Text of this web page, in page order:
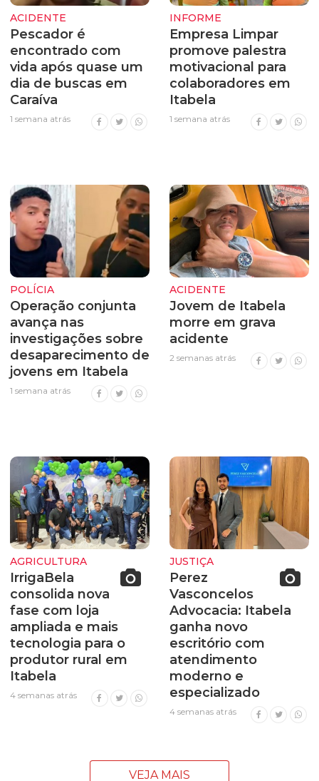
ACIDENTE
Pescador é
encontrado com
vida após quase um
dia de buscas em
Caraíva
1 semana atrás
INFORME
Empresa Limpar
promove palestra
motivacional para
colaboradores em
Itabela
1 semana atrás
POLÍCIA
Operação conjunta
avança nas
investigações sobre
desaparecimento de
jovens em Itabela
1 semana atrás
ACIDENTE
Jovem de Itabela
morre em grava
acidente
2 semanas atrás
AGRICULTURA
IrrigaBela
consolida nova
fase com loja
ampliada e mais
tecnologia para o
produtor rural em
Itabela
4 semanas atrás
JUSTIÇA
Perez
Vasconcelos
Advocacia: Itabela
ganha novo
escritório com
atendimento
moderno e
especializado
4 semanas atrás
VEJA MAIS